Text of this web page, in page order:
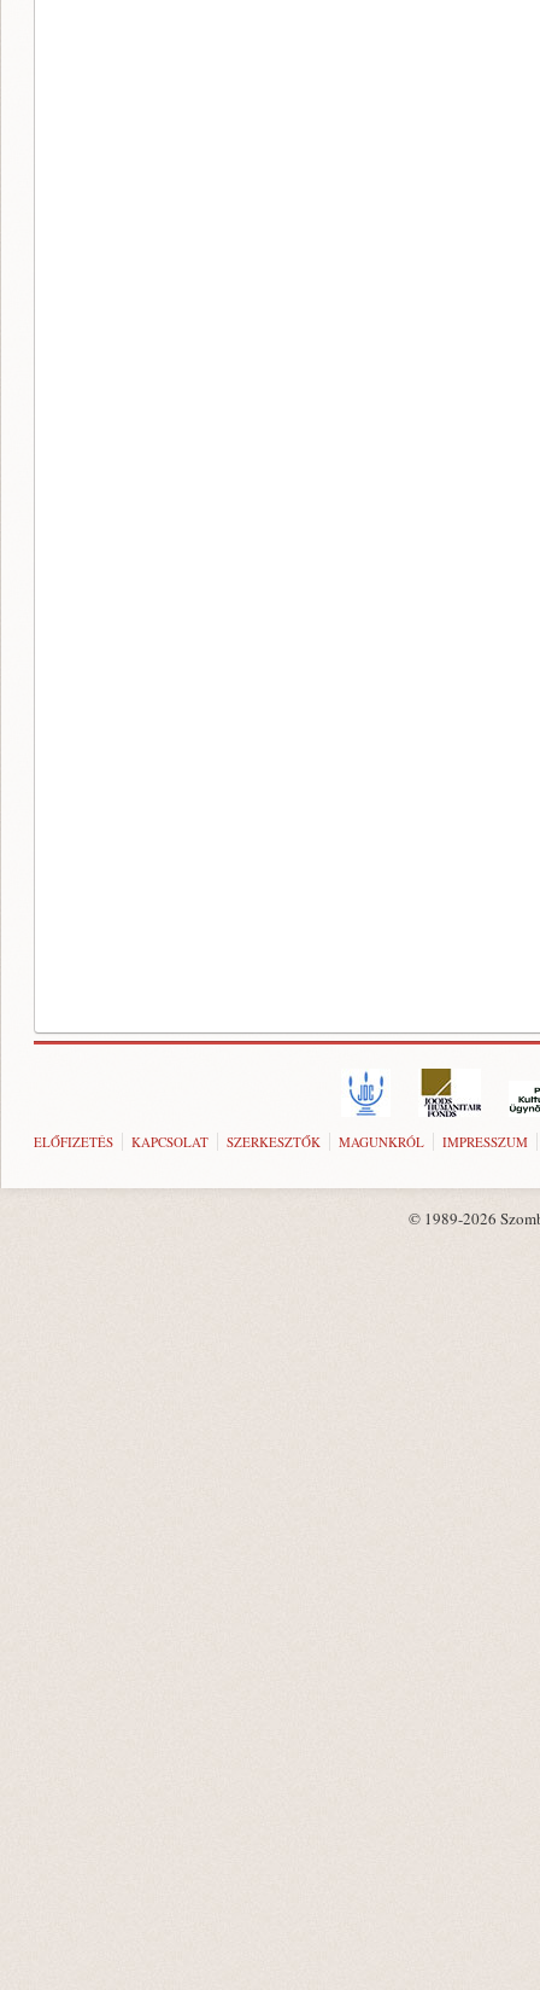
ELŐFIZETÉS KAPCSOLAT SZERKESZTŐK MAGUNKRÓL IMPRESSZUM
© 1989-2026